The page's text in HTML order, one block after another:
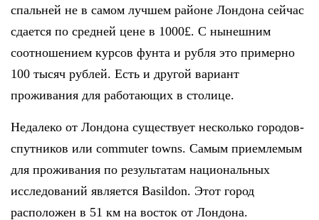
спальней не в самом лучшем районе Лондона сейчас
сдается по средней цене в 1000£. С нынешним
соотношением курсов фунта и рубля это примерно
100 тысяч рублей. Есть и другой вариант
проживания для работающих в столице.
Недалеко от Лондона существует несколько городов-
спутников или commuter towns. Самым приемлемым
для проживания по результатам национальных
исследований является Basildon. Этот город
расположен в 51 км на восток от Лондона.